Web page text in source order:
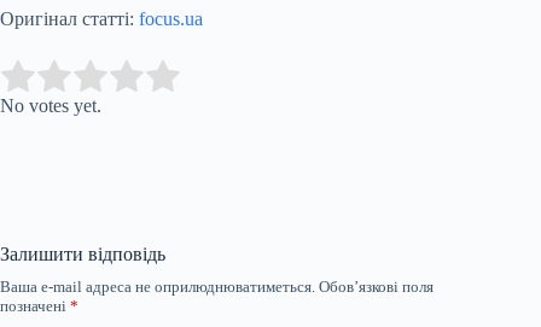
Оригінал статті: focus.ua
Rate this item:
No votes yet.
Залишити відповідь
Ваша e-mail адреса не оприлюднюватиметься. Обов’язкові поля
позначені *